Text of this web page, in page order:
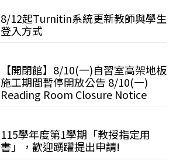
8/12起Turnitin系統更新教師與學生
登入方式
【開閉館】8/10(一)自習室高架地板
施工期間暫停開放公告 8/10(一)
Reading Room Closure Notice
115學年度第1學期「教授指定用
書」，歡迎踴躍提出申請!